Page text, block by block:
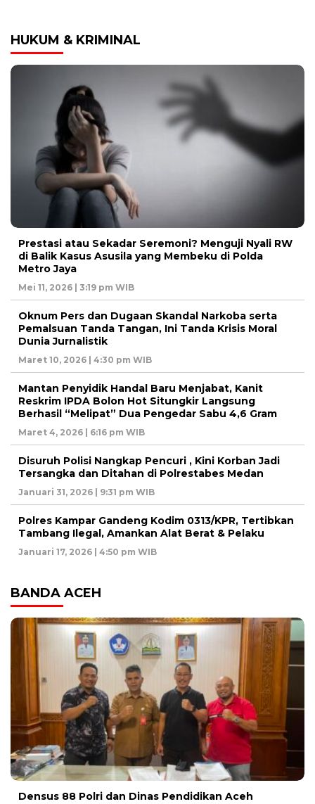
HUKUM & KRIMINAL
Prestasi atau Sekadar Seremoni? Menguji Nyali RW
di Balik Kasus Asusila yang Membeku di Polda
Metro Jaya
Mei 11, 2026 | 3:19 pm WIB
Oknum Pers dan Dugaan Skandal Narkoba serta
Pemalsuan Tanda Tangan, Ini Tanda Krisis Moral
Dunia Jurnalistik
Maret 10, 2026 | 4:30 pm WIB
Mantan Penyidik Handal Baru Menjabat, Kanit
Reskrim IPDA Bolon Hot Situngkir Langsung
Berhasil “Melipat” Dua Pengedar Sabu 4,6 Gram
Maret 4, 2026 | 6:16 pm WIB
Disuruh Polisi Nangkap Pencuri , Kini Korban Jadi
Tersangka dan Ditahan di Polrestabes Medan
Januari 31, 2026 | 9:31 pm WIB
Polres Kampar Gandeng Kodim 0313/KPR, Tertibkan
Tambang Ilegal, Amankan Alat Berat & Pelaku
Januari 17, 2026 | 4:50 pm WIB
BANDA ACEH
Densus 88 Polri dan Dinas Pendidikan Aceh